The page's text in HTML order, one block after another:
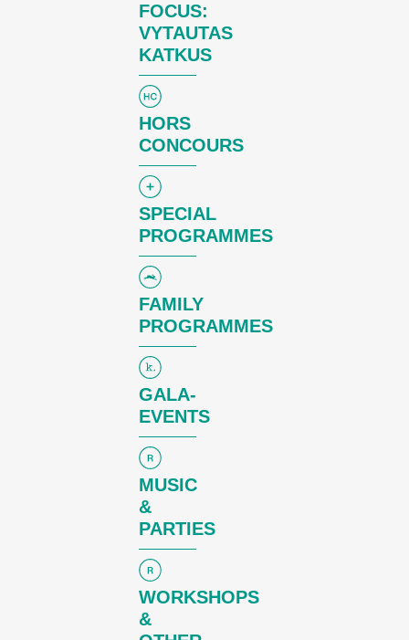
FOCUS:
VYTAUTAS
KATKUS
HORS
CONCOURS
SPECIAL
PROGRAMMES
FAMILY
PROGRAMMES
GALA-
EVENTS
MUSIC
&
PARTIES
WORKSHOPS
&
Le festival